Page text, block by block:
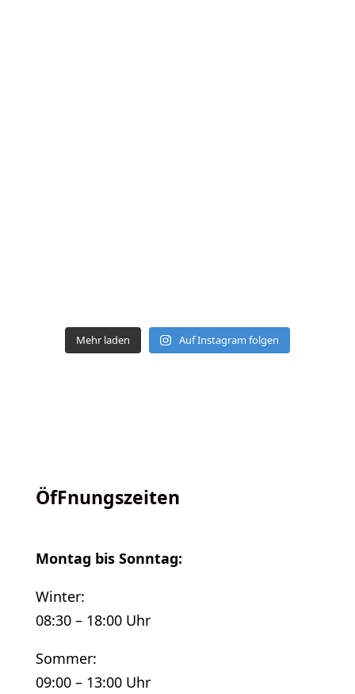
Mehr laden Auf Instagram folgen
ÖfFnungszeiten
Montag bis Sonntag:
Winter:
08:30 – 18:00 Uhr
Sommer:
09:00 – 13:00 Uhr